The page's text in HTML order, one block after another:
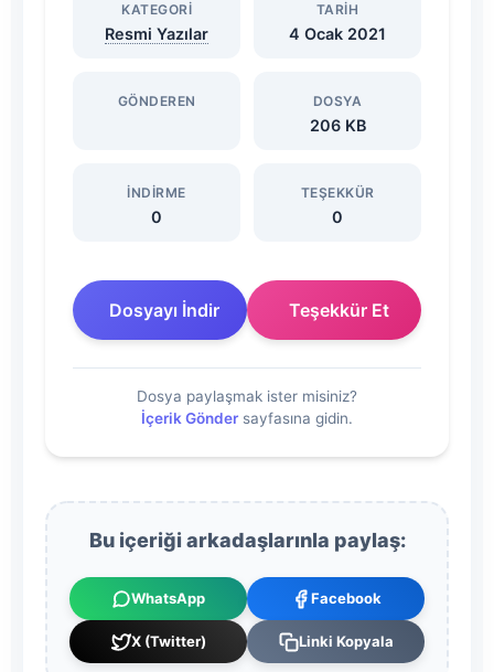
Eğitim
Konulu
04.01.2021
İndir
KATEGORI
Resmi Yazılar
TARIH
4 Ocak 2021
GÖNDEREN DOSYA
206 KB
İNDIRME
0
TEŞEKKÜR
0
Dosyayı İndir Teşekkür Et
Dosya paylaşmak ister misiniz?
İçerik Gönder sayfasına gidin.
Bu içeriği arkadaşlarınla paylaş:
WhatsApp Facebook
X (Twitter) Linki Kopyala